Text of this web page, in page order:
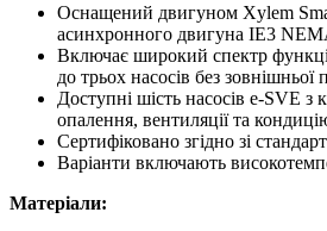
Оснащений двигуном Xylem
асинхронного двигуна IE3
Включає широкий спектр
до трьох насосів без
Доступні шість насосів e-SVE ​​з
опалення, вентиляції та
Сертифіковано згідно зі
Варіанти включають
Матеріали: